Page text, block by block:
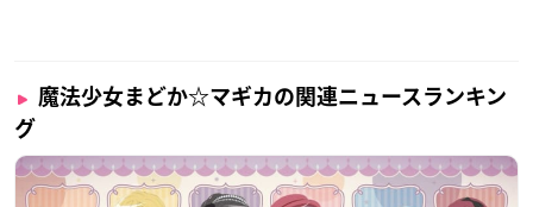
魔法少女まどか☆マギカの関連ニュースランキン
グ